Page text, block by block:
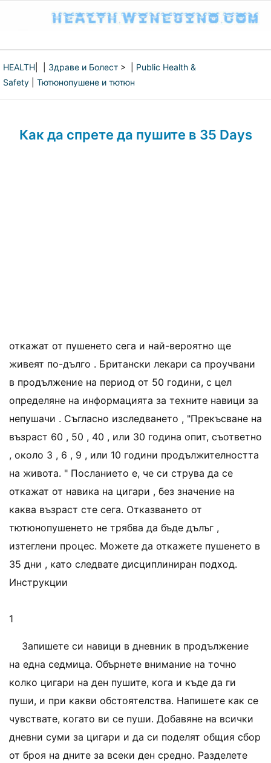
HEALTH Здраве и Болест > | Public Health &
Safety
Тютюнопушене и тютюн
Как да спрете да пушите в 35 Days
откажат от пушенето сега и най-вероятно ще
живеят по-дълго . Британски лекари са проучвани
в продължение на период от 50 години, с цел
определяне на информацията за техните навици за
непушачи . Съгласно изследването , "Прекъсване на
възраст 60 , 50 , 40 , или 30 година опит, съответно
, около 3 , 6 , 9 , или 10 години продължителността
на живота. " Посланието е, че си струва да се
откажат от навика на цигари , без значение на
каква възраст сте сега. Отказването от
тютюнопушенето не трябва да бъде дълъг ,
изтеглени процес. Можете да откажете пушенето в
35 дни , като следвате дисциплиниран подход.
Инструкции
1
Запишете си навици в дневник в продължение
на една седмица. Обърнете внимание на точно
колко цигари на ден пушите, кога и къде да ги
пуши, и при какви обстоятелства. Напишете как се
чувствате, когато ви се пуши. Добавяне на всички
дневни суми за цигари и да си поделят общия сбор
от броя на дните за всеки ден средно. Разделете